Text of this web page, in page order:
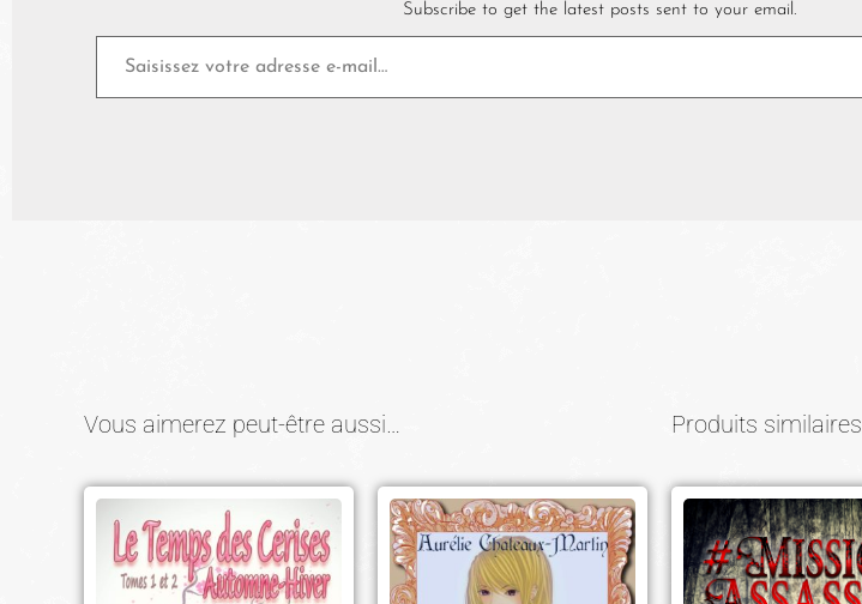
Subscribe to get the latest posts sent to your email.
Vous aimerez peut-être aussi… Produits similaires